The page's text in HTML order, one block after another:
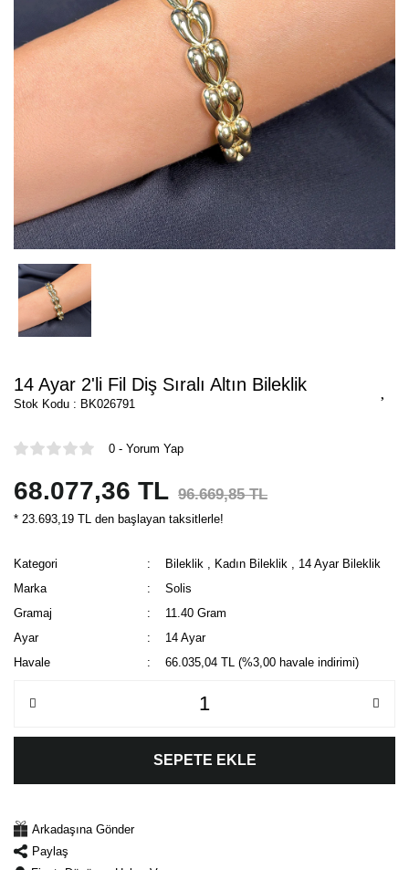
14 Ayar 2'li Fil Diş Sıralı Altın Bileklik
Stok Kodu : BK026791
0 - Yorum Yap
68.077,36 TL 96.669,85 TL
* 23.693,19 TL den başlayan taksitlerle!
Kategori Bileklik Kadın Bileklik
14 Ayar Bileklik
Marka
Solis
Gramaj
11.40 Gram
Ayar
14 Ayar
Havale
66.035,04 TL (%3,00 havale indirimi)
SEPETE EKLE
Arkadaşına Gönder
Paylaş